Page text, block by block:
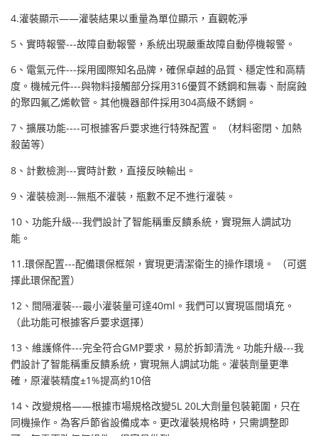
4.灌裝顯示——灌裝結果以重量為單位顯示，直觀乾淨
5、實時報警---故障自動報警，系統出現嚴重故障自動停機報警。
6、電氣元件---採用國際知名品牌，確保卓越的品質、穩定性和高精
度。機械元件---與物料接觸部分採用316優質不銹鋼和無毒、耐腐蝕
的聚四氟乙烯軟管。其他機器部件採用304高級不銹鋼。
7、擴展功能----可根據客戶要求進行特殊配置。 （材料密閉、加熱
殺菌等）
8、計數檢測---實時計數，直接反映輸出。
9、灌裝檢測---無瓶不灌裝，瓶數不足不進行灌裝。
10、功能升級---我們設計了智能稱重反饋系統，實現無人調試功
能。
11.環保配置---配備環保框架，實現更清潔衛生的操作環境。 （可選
擇此環保配置）
12、間隔灌裝---最小灌裝量可達40ml。我們可以實現區間填充。
（此功能可根據客戶要求選擇）
13、維護條件---完全符合GMP要求，易於拆卸清洗。功能升級---我
們設計了智能稱重反饋系統，實現無人調試功能。灌裝劑量更準
確，原灌裝精度±1%提高約10倍
14、改變規格——根據市場規格改變5L 20L大劑量包裝範圍，只在
同機操作。為客戶節省設備成本。更改灌裝規格時，只需調整即